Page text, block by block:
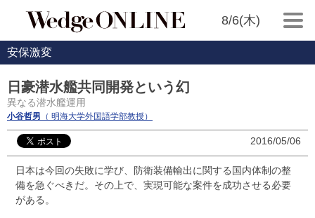
8/6(木)
安保激変
日豪潜水艦共同開発という幻
異なる潜水艦運用
小谷哲男 （ 明海大学外国語学部教授）
2016/05/06
日本は今回の失敗に学び、防衛装備輸出に関する国内体制の整
備を急ぐべきだ。その上で、実現可能な案件を成功させる必要
がある。